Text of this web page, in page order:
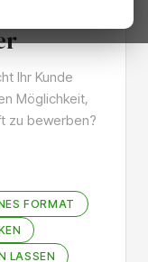
Ihr Kunde
Möglichkeit,
zu bewerben?
FORMAT
LASSEN